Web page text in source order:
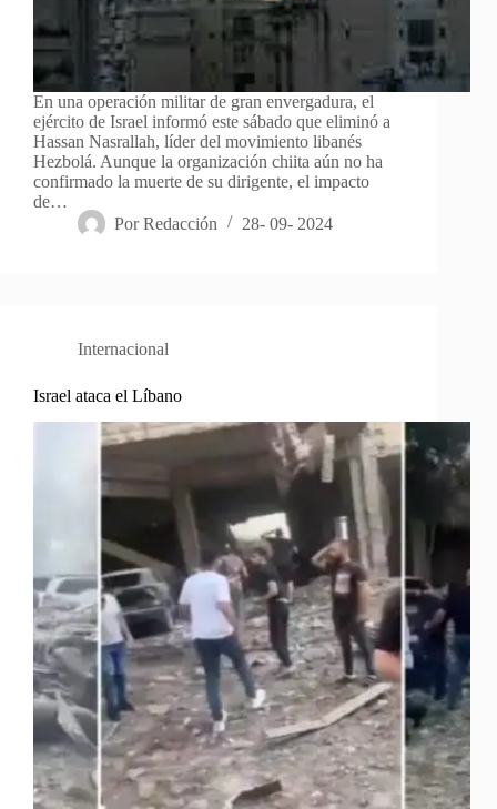
En una operación militar de gran envergadura, el
ejército de Israel informó este sábado que eliminó a
Hassan Nasrallah, líder del movimiento libanés
Hezbolá. Aunque la organización chiita aún no ha
confirmado la muerte de su dirigente, el impacto
de…
Por Redacción 28- 09- 2024
Internacional
Israel ataca el Líbano